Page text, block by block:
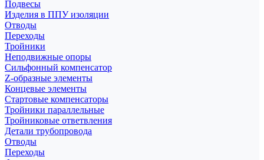
Подвесы
Изделия в ППУ изоляции
Отводы
Переходы
Тройники
Неподвижные опоры
Cильфонный компенсатор
Z-образные элементы
Концевые элементы
Стартовые компенсаторы
Тройники параллельные
Тройниковые ответвления
Детали трубопровода
Отводы
Переходы